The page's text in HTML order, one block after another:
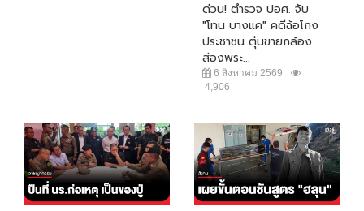
ด่วน! ตำรวจ ปอศ. จับ
"โทน บางแค" คดีฉ้อโกง
ประชาชน ตุ๋นขายกล้อง
ส่องพระ...
6 สิงหาคม 2569
4,906